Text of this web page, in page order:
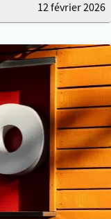
12 février 2026